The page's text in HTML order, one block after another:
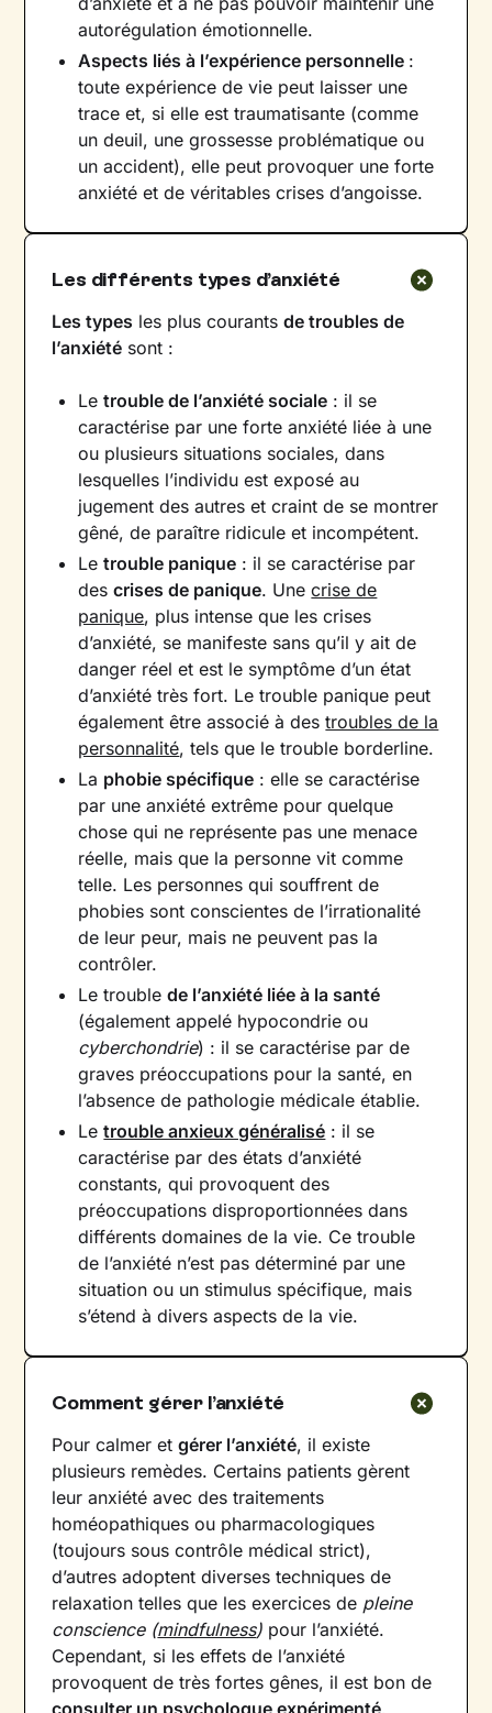
autorégulation émotionnelle.
Aspects liés à l’expérience personnelle :
toute expérience de vie peut laisser une
trace et, si elle est traumatisante (comme
un deuil, une grossesse problématique ou
un accident), elle peut provoquer une forte
anxiété et de véritables crises d’angoisse.
Les différents types d’anxiété
Les types les plus courantsde troubles de
l’anxiété sont :
Letrouble de l’anxiété sociale : il se
caractérise par une forte anxiété liée à une
ou plusieurs situations sociales, dans
lesquelles l’individu est exposé au
jugement des autres et craint de se montrer
gêné, de paraître ridicule et incompétent.
Letrouble panique : il se caractérise par
descrises de panique. Unecrise de
panique, plus intense que les crises
d’anxiété, se manifeste sans qu’il y ait de
danger réel et est le symptôme d’un état
d’anxiété très fort. Le trouble panique peut
également être associé à destroubles de la
personnalité, tels que le trouble borderline.
La phobie spécifique : elle se caractérise
par une anxiété extrême pour quelque
chose qui ne représente pas une menace
réelle, mais que la personne vit comme
telle. Les personnes qui souffrent de
phobies sont conscientes de l’irrationalité
de leur peur, mais ne peuvent pas la
contrôler.
Le troublede l’anxiété liée à la santé
(également appelé hypocondrie ou
cyberchondrie) : il se caractérise par de
graves préoccupations pour la santé, en
l’absence de pathologie médicale établie.
Letrouble anxieux généralisé : il se
caractérise par des états d’anxiété
constants, qui provoquent des
préoccupations disproportionnées dans
différents domaines de la vie. Ce trouble
de l’anxiété n’est pas déterminé par une
situation ou un stimulus spécifique, mais
s’étend à divers aspects de la vie.
Comment gérer l’anxiété
Pour calmer etgérer l’anxiété, il existe
plusieurs remèdes. Certains patients gèrent
leur anxiété avec des traitements
homéopathiques ou pharmacologiques
(toujours sous contrôle médical strict),
d’autres adoptent diverses techniques de
relaxation telles que les exercices de pleine
conscience (mindfulness) pour l’anxiété.
Cependant, si les effets de l’anxiété
provoquent de très fortes gênes, il est bon de
consulter un psychologue expérimenté.